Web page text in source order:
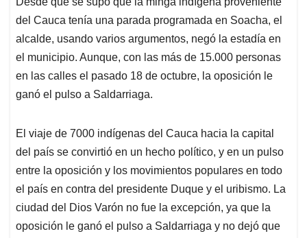
s
A
p
p
b
o
o
k
e
d
I
n
l
a
d
s
del Cauca tenía una parada programada en Soacha, el
alcalde, usando varios argumentos, negó la estadía en
el municipio. Aunque, con las más de 15.000 personas
en las calles el pasado 18 de octubre, la oposición le
ganó el pulso a Saldarriaga.
El viaje de 7000 indígenas del Cauca hacia la capital
del país se convirtió en un hecho político, y en un pulso
entre la oposición y los movimientos populares en todo
el país en contra del presidente Duque y el uribismo. La
ciudad del Dios Varón no fue la excepción, ya que la
oposición le ganó el pulso a Saldarriaga y no dejó que